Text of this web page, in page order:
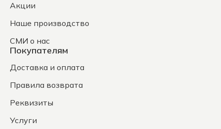
Акции
Наше производство
СМИ о нас
Покупателям
Доставка и оплата
Правила возврата
Реквизиты
Услуги